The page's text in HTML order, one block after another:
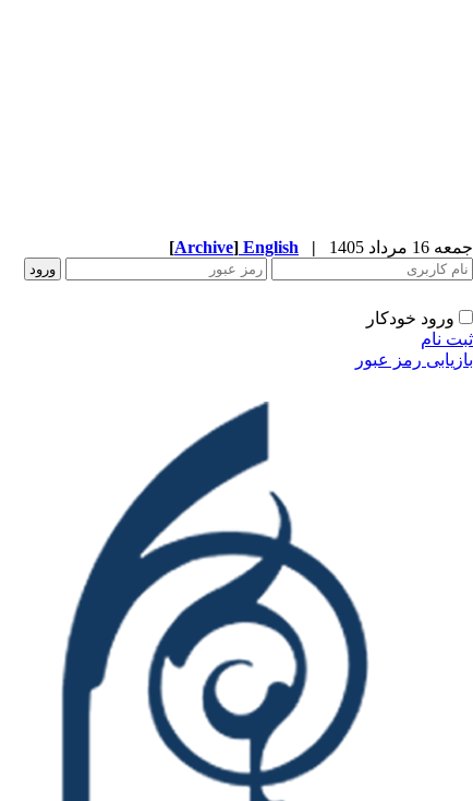
جمعه 16 مرداد 1405 |
English
[Archive]
ورود خودکار
ثبت نام
بازیابی رمز عبور